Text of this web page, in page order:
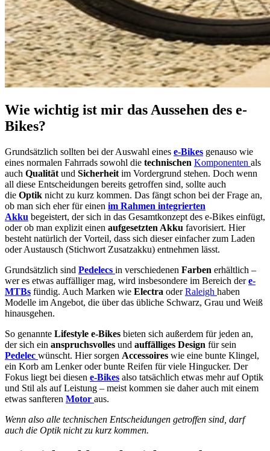
Wie wichtig ist mir das Aussehen des e-
Bikes?
Grundsätzlich sollten bei der Auswahl eines e-Bikes genauso wie
eines normalen Fahrrads sowohl die technischen Komponenten als
auch Qualität und Sicherheit im Vordergrund stehen. Doch wenn
all diese Entscheidungen bereits getroffen sind, sollte auch
die Optik nicht zu kurz kommen. Das fängt schon bei der Frage an,
ob man sich eher für einen im Rahmen integrierten
Akku begeistert, der sich in das Gesamtkonzept des e-Bikes einfügt,
oder ob man explizit einen aufgesetzten Akku favorisiert. Hier
besteht natürlich der Vorteil, dass sich dieser einfacher zum Laden
oder Austausch (Stichwort Zusatzakku) entnehmen lässt.
Grundsätzlich sind Pedelecs in verschiedenen Farben erhältlich –
wer es etwas auffälliger mag, wird insbesondere im Bereich dere-
MTBs fündig. Auch Marken wie Electra oderRaleigh haben
Modelle im Angebot, die über das übliche Schwarz, Grau und Weiß
hinausgehen.
So genannte Lifestyle e-Bikes bieten sich außerdem für jeden an,
der sich ein anspruchsvolles und auffälliges Design für sein
Pedelec wünscht. Hier sorgen Accessoires wie eine bunte Klingel,
ein Korb am Lenker oder bunte Reifen für viele Hingucker. Der
Fokus liegt bei diesen e-Bikes also tatsächlich etwas mehr auf Optik
und Stil als auf Leistung – meist kommen sie daher auch mit einem
etwas sanfteren Motor aus.
Wenn also alle technischen Entscheidungen getroffen sind, darf
auch die Optik nicht zu kurz kommen.